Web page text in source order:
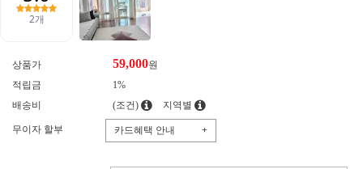
상품가 59,000원
적립금
1%
배송비
(조건) 지역별
무이자 할부 카드혜택 안내 +